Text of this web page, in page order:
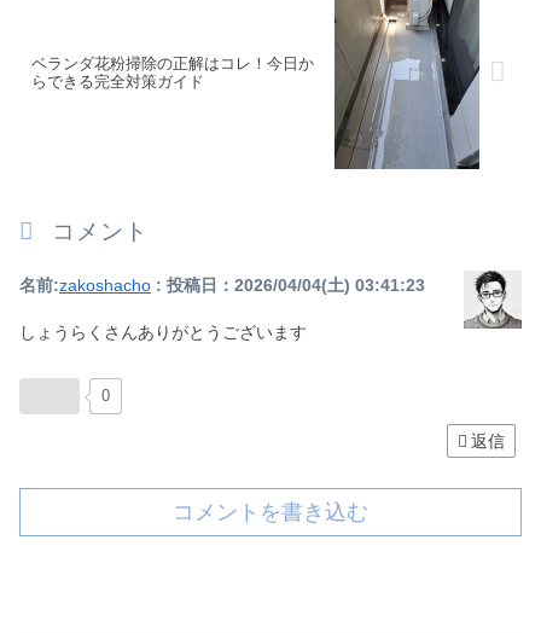
ベランダ花粉掃除の正解はコレ！今日か
らできる完全対策ガイド
コメント
名前:zakoshacho : 投稿日：2026/04/04(土) 03:41:23
しょうらくさんありがとうございます
0
返信
コメントを書き込む